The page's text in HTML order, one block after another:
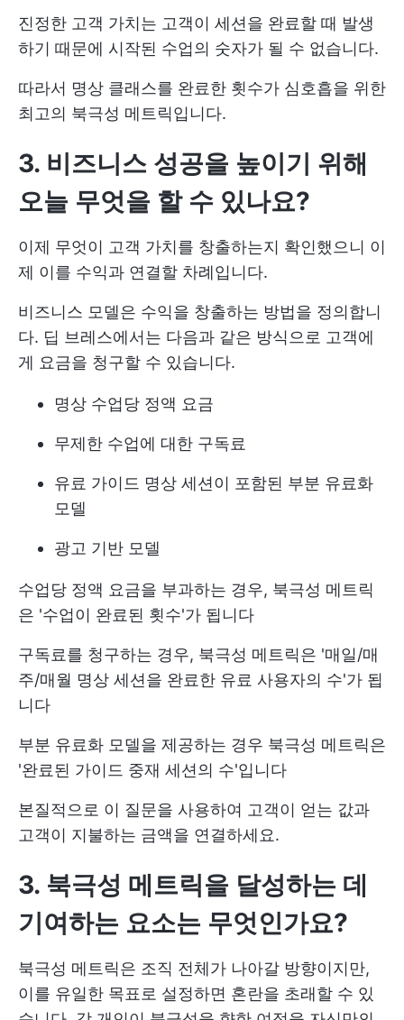
진정한 고객 가치는 고객이 세션을 완료할 때 발생
하기 때문에 시작된 수업의 숫자가 될 수 없습니다.
따라서 명상 클래스를 완료한 횟수가 심호흡을 위한
최고의 북극성 메트릭입니다.
3. 비즈니스 성공을 높이기 위해
오늘 무엇을 할 수 있나요?
이제 무엇이 고객 가치를 창출하는지 확인했으니 이
제 이를 수익과 연결할 차례입니다.
비즈니스 모델은 수익을 창출하는 방법을 정의합니
다. 딥 브레스에서는 다음과 같은 방식으로 고객에
게 요금을 청구할 수 있습니다.
명상 수업당 정액 요금
무제한 수업에 대한 구독료
유료 가이드 명상 세션이 포함된 부분 유료화
모델
광고 기반 모델
수업당 정액 요금을 부과하는 경우, 북극성 메트릭
은 '수업이 완료된 횟수'가 됩니다
구독료를 청구하는 경우, 북극성 메트릭은 '매일/매
주/매월 명상 세션을 완료한 유료 사용자의 수'가 됩
니다
부분 유료화 모델을 제공하는 경우 북극성 메트릭은
'완료된 가이드 중재 세션의 수'입니다
본질적으로 이 질문을 사용하여 고객이 얻는 값과
고객이 지불하는 금액을 연결하세요.
3. 북극성 메트릭을 달성하는 데
기여하는 요소는 무엇인가요?
북극성 메트릭은 조직 전체가 나아갈 방향이지만,
이를 유일한 목표로 설정하면 혼란을 초래할 수 있